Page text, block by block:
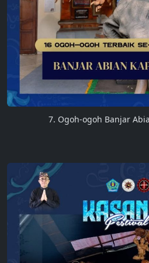
7. Ogoh-ogoh Banjar